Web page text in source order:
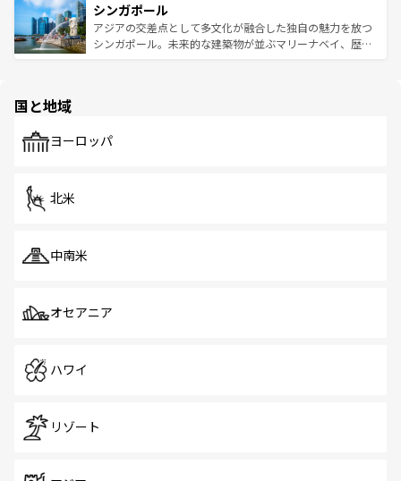
参照してほしい。
激する。気候は一年中温暖で、どの季節にも異なる楽しみ
が待っている。親しみやすいタイの人々、仏教を中心とし
た文化、そして多様な観光資源が、訪れる旅人を魅了し続
み、どこを訪れても感動するはず。観光スポットが密集し
ており、効率よく見どころを回れるのも魅力。息をのむよ
うな絶景から文化的な体験まで、香港を存分に楽しみ尽く
シンガポール
アジアの交差点として多文化が融合した独自の魅力を放つ
シンガポール。未来的な建築物が並ぶマリーナベイ、歴史
で、ホーカーズは地元の風情を楽しめる外せないスポット
国と地域
ヨーロッパ
北米
中南米
オセアニア
ハワイ
リゾート